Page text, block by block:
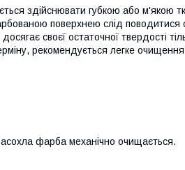
здійснювати губкою або м'якою
поверхнею слід поводитися
своєї остаточної твердості
рекомендується легке
фарба механічно очищається.